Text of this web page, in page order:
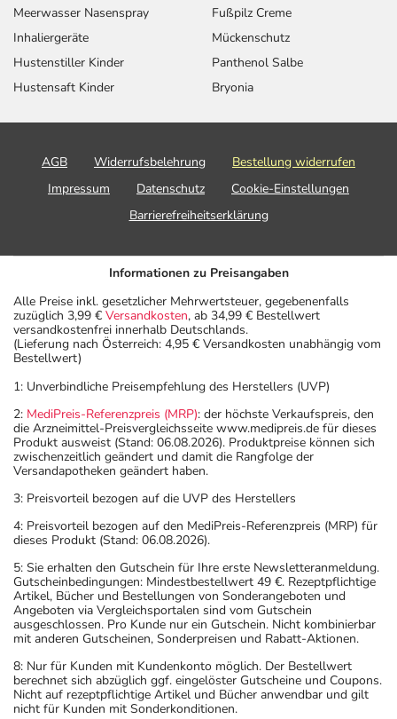
Meerwasser Nasenspray
Inhaliergeräte
Hustenstiller Kinder
Hustensaft Kinder
Fußpilz Creme
Mückenschutz
Panthenol Salbe
Bryonia
AGB Widerrufsbelehrung
Bestellung widerrufen
Impressum
Datenschutz
Cookie-Einstellungen
Barrierefreiheitserklärung
Informationen zu Preisangaben
Alle Preise inkl. gesetzlicher Mehrwertsteuer, gegebenenfalls
zuzüglich 3,99 € Versandkosten, ab 34,99 € Bestellwert
versandkostenfrei innerhalb Deutschlands.
(Lieferung nach Österreich: 4,95 € Versandkosten unabhängig vom
Bestellwert)
1: Unverbindliche Preisempfehlung des Herstellers (UVP)
2: MediPreis-Referenzpreis (MRP): der höchste Verkaufspreis, den
die Arzneimittel-Preisvergleichsseite www.medipreis.de für dieses
Produkt ausweist (Stand: 06.08.2026). Produktpreise können sich
zwischenzeitlich geändert und damit die Rangfolge der
Versandapotheken geändert haben.
3: Preisvorteil bezogen auf die UVP des Herstellers
4: Preisvorteil bezogen auf den MediPreis-Referenzpreis (MRP) für
dieses Produkt (Stand: 06.08.2026).
5: Sie erhalten den Gutschein für Ihre erste Newsletteranmeldung.
Gutscheinbedingungen: Mindestbestellwert 49 €. Rezeptpflichtige
Artikel, Bücher und Bestellungen von Sonderangeboten und
Angeboten via Vergleichsportalen sind vom Gutschein
ausgeschlossen. Pro Kunde nur ein Gutschein. Nicht kombinierbar
mit anderen Gutscheinen, Sonderpreisen und Rabatt-Aktionen.
8: Nur für Kunden mit Kundenkonto möglich. Der Bestellwert
berechnet sich abzüglich ggf. eingelöster Gutscheine und Coupons.
Nicht auf rezeptpflichtige Artikel und Bücher anwendbar und gilt
nicht für Kunden mit Sonderkonditionen.